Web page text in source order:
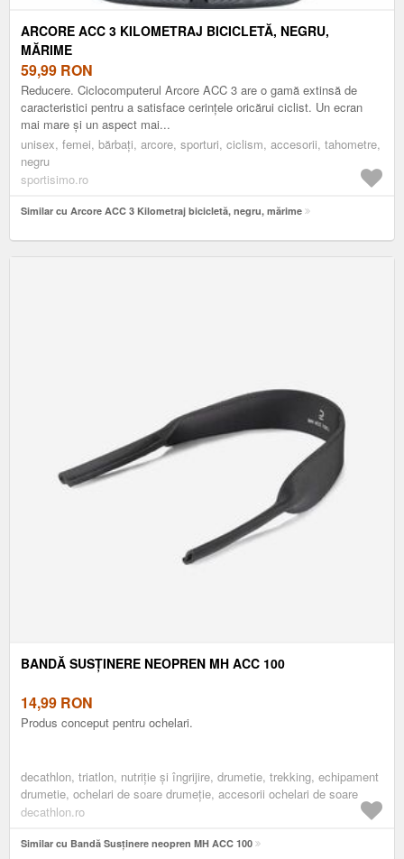
ARCORE ACC 3 KILOMETRAJ BICICLETĂ, NEGRU,
MĂRIME
59,99 RON
Reducere. Ciclocomputerul Arcore ACC 3 are o gamă extinsă de
caracteristici pentru a satisface cerințele oricărui ciclist. Un ecran
mai mare și un aspect mai...
unisex, femei, bărbați, arcore, sporturi, ciclism, accesorii, tahometre,
negru
sportisimo.ro
Similar cu Arcore ACC 3 Kilometraj bicicletă, negru, mărime
BANDĂ SUSȚINERE NEOPREN MH ACC 100
14,99 RON
Produs conceput pentru ochelari.
decathlon, triatlon, nutriție și îngrijire, drumetie, trekking, echipament
drumetie, ochelari de soare drumeție, accesorii ochelari de soare
decathlon.ro
Similar cu Bandă Susținere neopren MH ACC 100